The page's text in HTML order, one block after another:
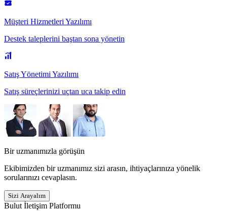
Müşteri Hizmetleri Yazılımı
Destek taleplerini baştan sona yönetin
Satış Yönetimi Yazılımı
Satış süreçlerinizi uçtan uca takip edin
Bir uzmanımızla görüşün
Ekibimizden bir uzmanımız sizi arasın, ihtiyaçlarınıza yönelik
sorularınızı cevaplasın.
Sizi Arayalım
Bulut İletişim Platformu